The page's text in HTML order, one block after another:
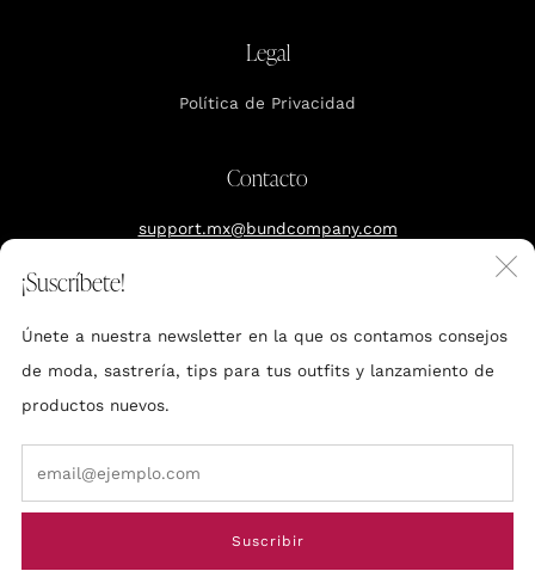
¡Suscríbete!
Únete a nuestra newsletter en la que os contamos consejos
de moda, sastrería, tips para tus outfits y lanzamiento de
productos nuevos.
Suscribir
Legal
Política de Privacidad
Contacto
support.mx@bundcompany.com
Made by BUND